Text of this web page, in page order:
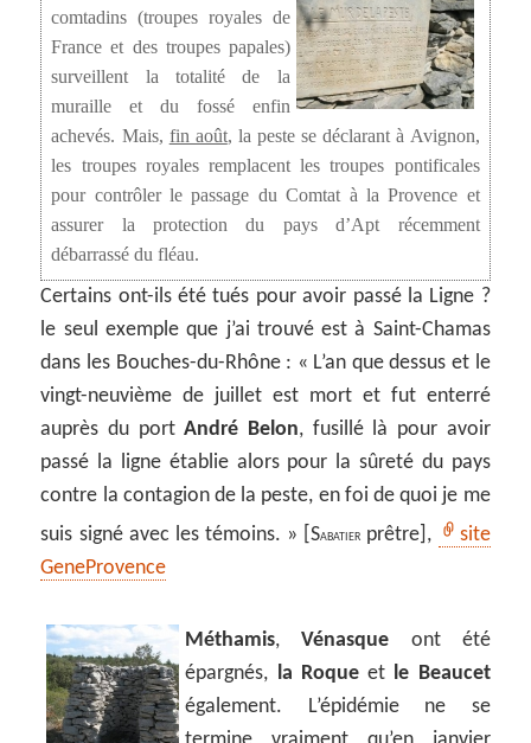
comtadins (troupes royales de
France et des troupes papales)
surveillent la totalité de la
muraille et du fossé enfin
achevés. Mais, fin août, la peste se déclarant à Avignon,
les troupes royales remplacent les troupes pontificales
pour contrôler le passage du Comtat à la Provence et
assurer la protection du pays d’Apt récemment
débarrassé du fléau.
Certains ont-ils été tués pour avoir passé la Ligne ?
le seul exemple que j’ai trouvé est à Saint-Chamas
dans les Bouches-du-Rhône : « L’an que dessus et le
vingt-neuvième de juillet est mort et fut enterré
auprès du portAndré Belon, fusillé là pour avoir
passé la ligne établie alors pour la sûreté du pays
contre la contagion de la peste, en foi de quoi je me
suis signé avec les témoins. » [SABATIER prêtre],
site
GeneProvence
Méthamis,Vénasque ont été
épargnés, la Roqueet le Beaucet
également. L’épidémie ne se